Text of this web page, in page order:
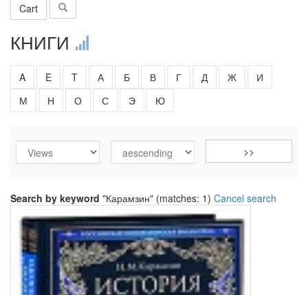
Cart
КНИГИ
A E T А Б В Г Д Ж
И
М
Н О С Э Ю
Search by keyword "Карамзин" (matches: 1) Cancel search